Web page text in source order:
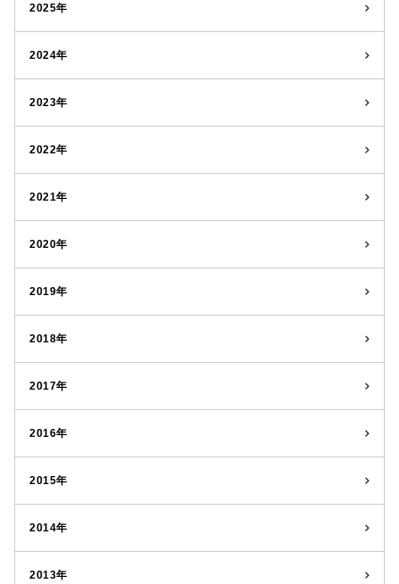
2025年
2024年
2023年
2022年
2021年
2020年
2019年
2018年
2017年
2016年
2015年
2014年
2013年